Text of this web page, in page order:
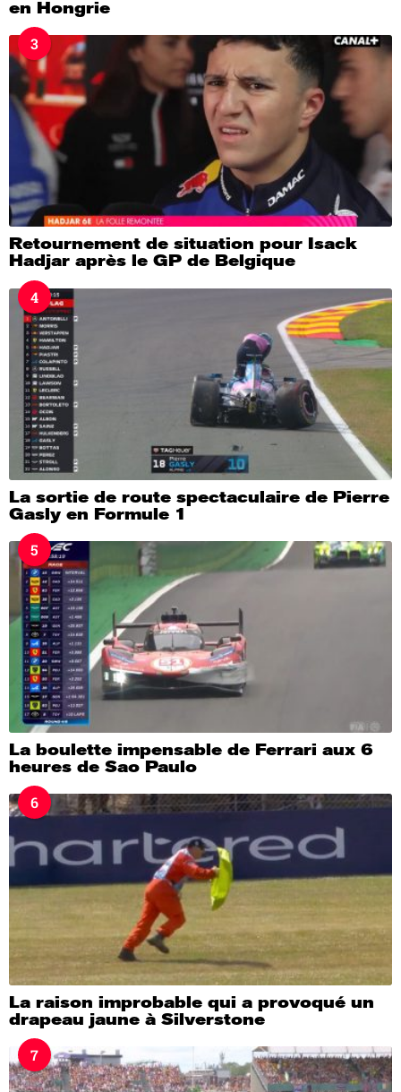
en Hongrie
3
Retournement de situation pour Isack
Hadjar après le GP de Belgique
4
La sortie de route spectaculaire de Pierre
Gasly en Formule 1
5
La boulette impensable de Ferrari aux 6
heures de Sao Paulo
6
La raison improbable qui a provoqué un
drapeau jaune à Silverstone
7